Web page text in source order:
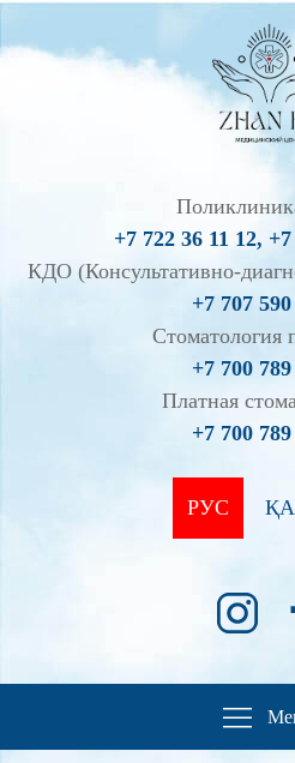
+7 722 36 11 12,
КДО (Консультативно-
+7 707
+7 700
Платная
+7 700
РУС